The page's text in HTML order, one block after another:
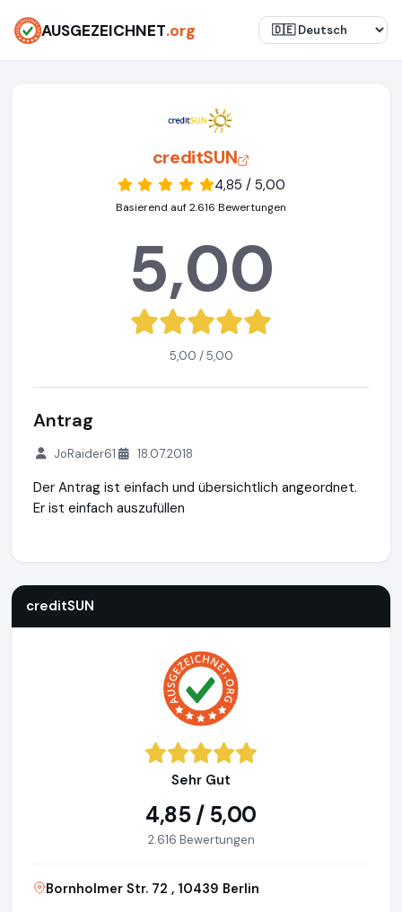
AUSGEZEICHNET.org
creditSUN
4,85 / 5,00
Basierend auf 2.616 Bewertungen
5,00
5,00 / 5,00
Antrag
JoRaider61 18.07.2018
Der Antrag ist einfach und übersichtlich angeordnet.
Er ist einfach auszufüllen
creditSUN
Sehr Gut
4,85 / 5,00
2.616 Bewertungen
Bornholmer Str. 72 , 10439 Berlin